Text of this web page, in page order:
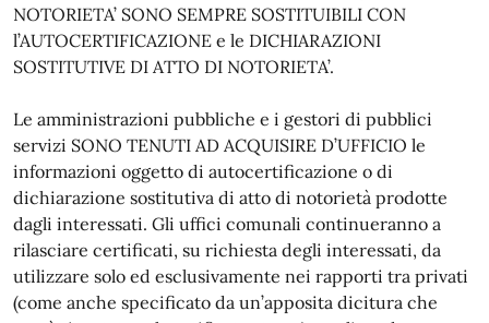
NOTORIETA’ SONO SEMPRE SOSTITUIBILI CON
l’AUTOCERTIFICAZIONE e le DICHIARAZIONI
SOSTITUTIVE DI ATTO DI NOTORIETA’.
Le amministrazioni pubbliche e i gestori di pubblici
servizi SONO TENUTI AD ACQUISIRE D’UFFICIO le
informazioni oggetto di autocertificazione o di
dichiarazione sostitutiva di atto di notorietà prodotte
dagli interessati. Gli uffici comunali continueranno a
rilasciare certificati, su richiesta degli interessati, da
utilizzare solo ed esclusivamente nei rapporti tra privati
(come anche specificato da un’apposita dicitura che